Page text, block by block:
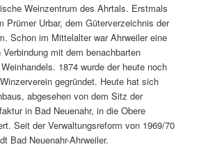
Weinzentrum des Ahrtals. Erstmals
Prümer Urbar, dem Güterverzeichnis der
Schon im Mittelalter war Ahrweiler eine
mit dem benachbarten
1874 wurde der heute noch
gegründet. Heute hat sich
abgesehen von dem Sitz der
in Bad Neuenahr, in die Obere
Seit der Verwaltungsreform von 1969/70
Bad Neuenahr-Ahrweiler.